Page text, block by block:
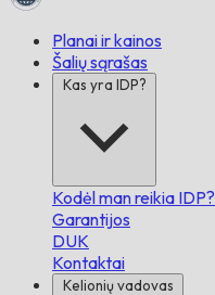
Planai ir kainos
Šalių sąrašas
Kas yra IDP?
Kodėl man reikia IDP?
Garantijos
DUK
Kontaktai
Kelionių vadovas